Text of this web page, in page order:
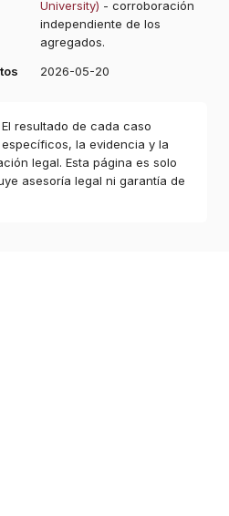
University) - corroboración
independiente de los
agregados.
2026-05-20
resultado de cada caso
la evidencia y la
legal. Esta página es solo
asesoría legal ni garantía de